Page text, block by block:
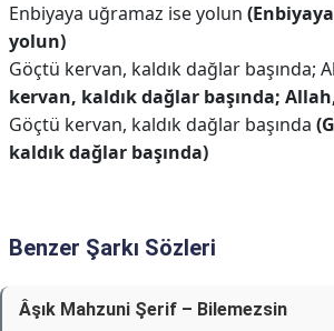
Enbiyaya uğramaz ise yolun
yolun)
Göçtü kervan, kaldık dağlar başında;
kervan, kaldık dağlar başında;
Göçtü kervan, kaldık dağlar başında
kaldık dağlar başında)
Benzer Şarkı Sözleri
Âşık Mahzuni Şerif – Bilemezsin